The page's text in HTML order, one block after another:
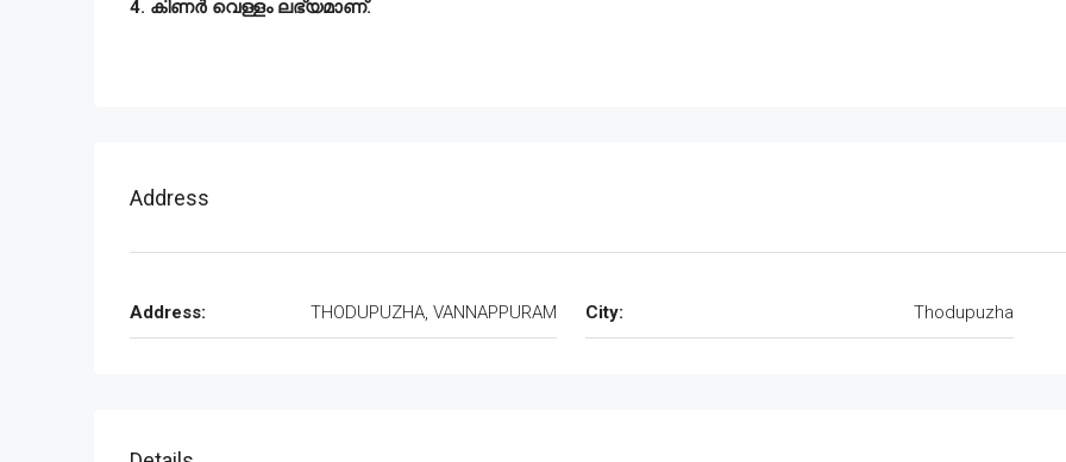
4. കിണർ വെള്ളം ലഭ്യമാണ്.
Address
Address: THODUPUZHA, VANNAPPURAM City: Thodupuzha